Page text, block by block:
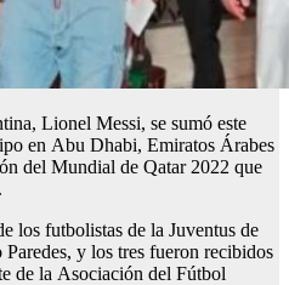
Lionel Messi, se sumó este
en Abu Dhabi, Emiratos Árabes
del Mundial de Qatar 2022 que
los futbolistas de la Juventus de
y los tres fueron recibidos
de la Asociación del Fútbol